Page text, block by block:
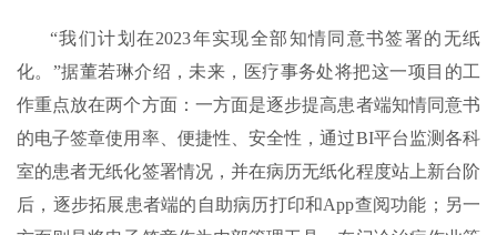
“我们计划在2023年实现全部知情同意书签署的无纸
化。”据董若琳介绍，未来，医疗事务处将把这一项目的工
作重点放在两个方面：一方面是逐步提高患者端知情同意书
的电子签章使用率、便捷性、安全性，通过BI平台监测各科
室的患者无纸化签署情况，并在病历无纸化程度站上新台阶
后，逐步拓展患者端的自助病历打印和App查阅功能；另一